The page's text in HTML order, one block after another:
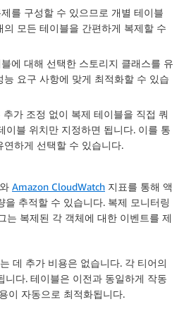
를 구성할 수 있으므로 개별 테이블
모든 테이블을 간편하게 복제할 수
에 대해 선택한 스토리지 클래스를 유
요구 사항에 맞게 최적화할 수 있습
가 조정 없이 복제 테이블을 직접 쿼
이블 위치만 지정하면 됩니다. 이를 통
하게 선택할 수 있습니다.
와 Amazon CloudWatch 지표를 통해 액
추적할 수 있습니다. 복제 모니터링
는 복제된 각 객체에 대한 이벤트를 제
데 추가 비용은 없습니다. 각 티어의
니다. 테이블은 이전과 동일하게 작동
이 자동으로 최적화됩니다.